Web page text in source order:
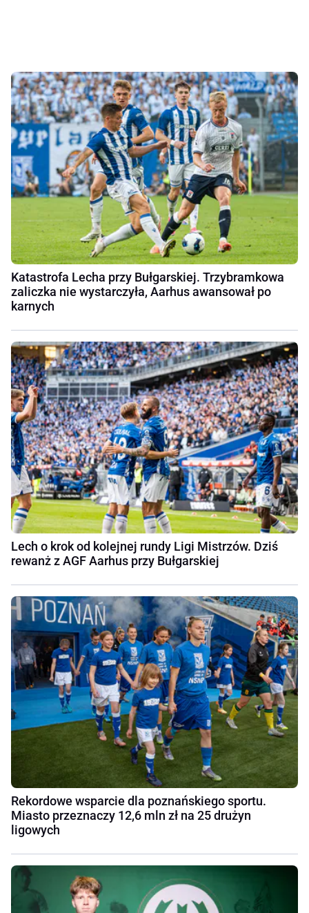
Katastrofa Lecha przy Bułgarskiej. Trzybramkowa
zaliczka nie wystarczyła, Aarhus awansował po
karnych
Lech o krok od kolejnej rundy Ligi Mistrzów. Dziś
rewanż z AGF Aarhus przy Bułgarskiej
Rekordowe wsparcie dla poznańskiego sportu.
Miasto przeznaczy 12,6 mln zł na 25 drużyn
ligowych